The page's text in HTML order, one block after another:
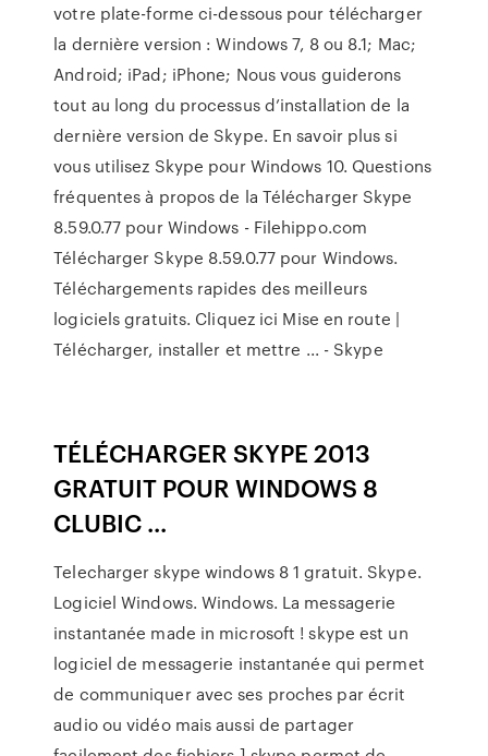
votre plate-forme ci-dessous pour télécharger
la dernière version : Windows 7, 8 ou 8.1; Mac;
Android; iPad; iPhone; Nous vous guiderons
tout au long du processus d’installation de la
dernière version de Skype. En savoir plus si
vous utilisez Skype pour Windows 10. Questions
fréquentes à propos de la Télécharger Skype
8.59.0.77 pour Windows - Filehippo.com
Télécharger Skype 8.59.0.77 pour Windows.
Téléchargements rapides des meilleurs
logiciels gratuits. Cliquez ici Mise en route |
Télécharger, installer et mettre ... - Skype
TÉLÉCHARGER SKYPE 2013
GRATUIT POUR WINDOWS 8
CLUBIC ...
Telecharger skype windows 8 1 gratuit. Skype.
Logiciel Windows. Windows. La messagerie
instantanée made in microsoft ! skype est un
logiciel de messagerie instantanée qui permet
de communiquer avec ses proches par écrit
audio ou vidéo mais aussi de partager